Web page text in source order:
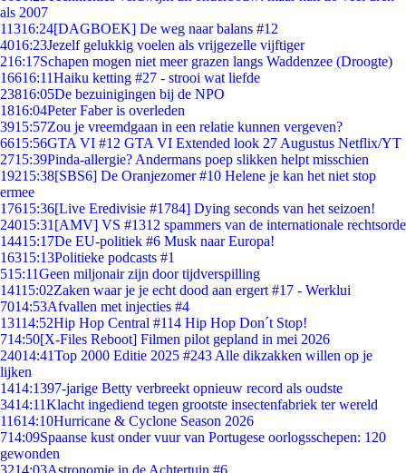
als 2007
11316:24[DAGBOEK] De weg naar balans #12
4016:23Jezelf gelukkig voelen als vrijgezelle vijftiger
216:17Schapen mogen niet meer grazen langs Waddenzee (Droogte)
16616:11Haiku ketting #27 - strooi wat liefde
23816:05De bezuinigingen bij de NPO
1816:04Peter Faber is overleden
3915:57Zou je vreemdgaan in een relatie kunnen vergeven?
6615:56GTA VI #12 GTA VI Extended look 27 Augustus Netflix/YT
2715:39Pinda-allergie? Andermans poep slikken helpt misschien
19215:38[SBS6] De Oranjezomer #10 Helene je kan het niet stop
ermee
17615:36[Live Eredivisie #1784] Dying seconds van het seizoen!
24015:31 [AMV] VS #1312 spammers van de internationale rechtsorde
14415:17De EU-politiek #6 Musk naar Europa!
16315:13Politieke podcasts #1
515:11Geen miljonair zijn door tijdverspilling
14115:02Zaken waar je je echt dood aan ergert #17 - Werklui
7014:53Afvallen met injecties #4
13114:52Hip Hop Central #114 Hip Hop Don´t Stop!
714:50[X-Files Reboot] Filmen pilot gepland in mei 2026
24014:41Top 2000 Editie 2025 #243 Alle dikzakken willen op je
lijken
1414:1397-jarige Betty verbreekt opnieuw record als oudste
3414:11Klacht ingediend tegen grootste insectenfabriek ter wereld
11614:10Hurricane & Cyclone Season 2026
714:09Spaanse kust onder vuur van Portugese oorlogsschepen: 120
gewonden
3214:03Astronomie in de Achtertuin #6